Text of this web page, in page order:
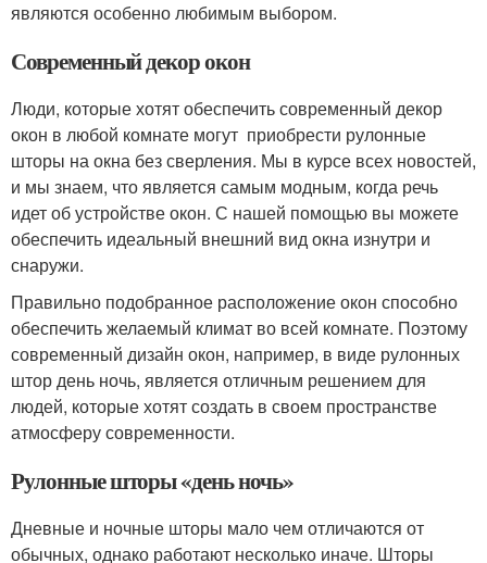
являются особенно любимым выбором.
Современный декор окон
Люди, которые хотят обеспечить современный декор
окон в любой комнате могут приобрести рулонные
шторы на окна без сверления. Мы в курсе всех новостей,
и мы знаем, что является самым модным, когда речь
идет об устройстве окон. С нашей помощью вы можете
обеспечить идеальный внешний вид окна изнутри и
снаружи.
Правильно подобранное расположение окон способно
обеспечить желаемый климат во всей комнате. Поэтому
современный дизайн окон, например, в виде рулонных
штор день ночь, является отличным решением для
людей, которые хотят создать в своем пространстве
атмосферу современности.
Рулонные шторы «день ночь»
Дневные и ночные шторы мало чем отличаются от
обычных, однако работают несколько иначе. Шторы